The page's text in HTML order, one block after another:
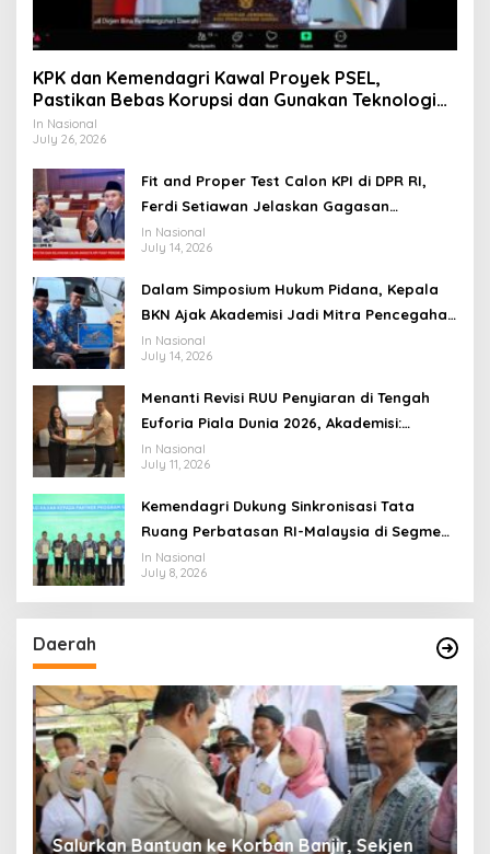
KPK dan Kemendagri Kawal Proyek PSEL,
Pastikan Bebas Korupsi dan Gunakan Teknologi
Ramah Lingkungan
In Nasional
July 26, 2026
Fit and Proper Test Calon KPI di DPR RI,
Ferdi Setiawan Jelaskan Gagasan
Transformasi Menuju Ekosistem Penyiaran
yang Adaptif
In Nasional
July 14, 2026
Dalam Simposium Hukum Pidana, Kepala
BKN Ajak Akademisi Jadi Mitra Pencegahan
Tindak Pidana di Birokrasi
In Nasional
July 14, 2026
Menanti Revisi RUU Penyiaran di Tengah
Euforia Piala Dunia 2026, Akademisi:
Jangan Terus Jadi “Messi dan Ronaldo”
Legislasi
In Nasional
July 11, 2026
Kemendagri Dukung Sinkronisasi Tata
Ruang Perbatasan RI-Malaysia di Segmen
Sinapad-Sesai
In Nasional
July 8, 2026
Daerah
Salurkan Bantuan ke Korban Banjir, Sekjen